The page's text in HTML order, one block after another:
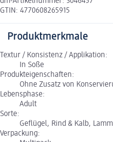
GTIN: 4770608265915
Produktmerkmale
Textur / Konsistenz / Applikation:
In Soße
Produkteigenschaften:
Ohne Zusatz von
Lebensphase:
Adult
Sorte:
Geflügel, Rind & Kalb, Lamm
Verpackung: